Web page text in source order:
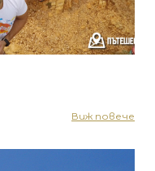
Виж повече